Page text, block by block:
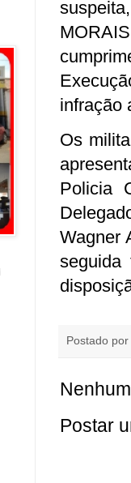
infração
Os
Policia
Wagner
seguida
Postado por
Postar